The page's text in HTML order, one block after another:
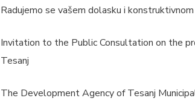
Radujemo se vašem dolasku i
Invitation to the Public Consultation on the
Tesanj
The Development Agency of Tesanj